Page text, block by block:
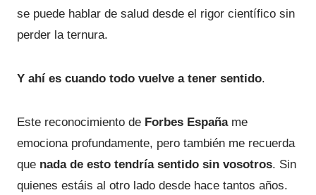
se puede hablar de salud desde el rigor científico sin
perder la ternura.
Y ahí es cuando todo vuelve a tener sentido.
Este reconocimiento de Forbes Españame
emociona profundamente, pero también me recuerda
que nada de esto tendría sentido sin vosotros. Sin
quienes estáis al otro lado desde hace tantos años.